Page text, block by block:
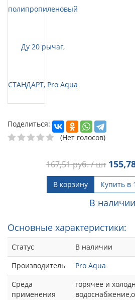
Поделиться:
(Нет голосов)
167,51руб. / шт
В корзину Купить в
В наличии
Основные характеристики:
Статус
В наличии
Производитель
Pro Aqua
Среда
применения
горячее и